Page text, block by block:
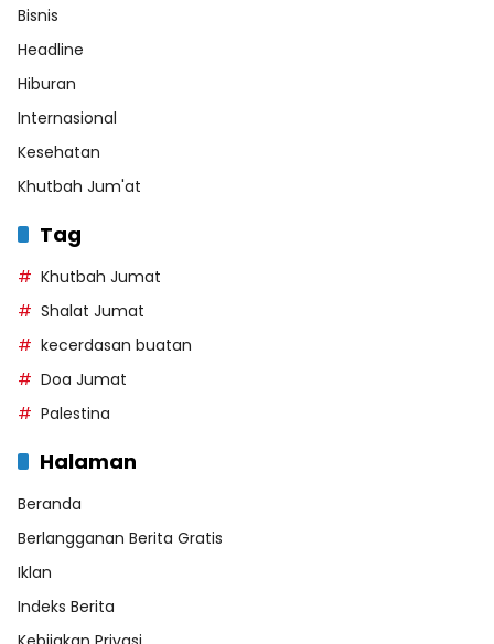
Bisnis
Headline
Hiburan
Internasional
Kesehatan
Khutbah Jum'at
Tag
Khutbah Jumat
Shalat Jumat
kecerdasan buatan
Doa Jumat
Palestina
Halaman
Beranda
Berlangganan Berita Gratis
Iklan
Indeks Berita